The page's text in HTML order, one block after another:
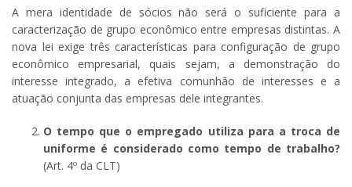
A mera identidade de sócios não será o suficiente para a
caracterização de grupo econômico entre empresas distintas. A
nova lei exige três características para configuração de grupo
econômico empresarial, quais sejam, a demonstração do
interesse integrado, a efetiva comunhão de interesses e a
atuação conjunta das empresas dele integrantes.
O tempo que o empregado utiliza para a troca de
uniforme é considerado como tempo de trabalho?
(Art. 4º da CLT)